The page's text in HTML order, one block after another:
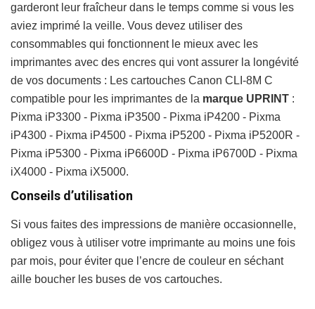
garderont leur fraîcheur dans le temps comme si vous les
aviez imprimé la veille. Vous devez utiliser des
consommables qui fonctionnent le mieux avec les
imprimantes avec des encres qui vont assurer la longévité
de vos documents : Les cartouches Canon CLI-8M C
compatible pour les imprimantes de la marque UPRINT :
Pixma iP3300 - Pixma iP3500 - Pixma iP4200 - Pixma
iP4300 - Pixma iP4500 - Pixma iP5200 - Pixma iP5200R -
Pixma iP5300 - Pixma iP6600D - Pixma iP6700D - Pixma
iX4000 - Pixma iX5000.
Conseils d’utilisation
Si vous faites des impressions de manière occasionnelle,
obligez vous à utiliser votre imprimante au moins une fois
par mois, pour éviter que l’encre de couleur en séchant
aille boucher les buses de vos cartouches.